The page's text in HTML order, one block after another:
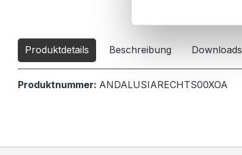
Produktdetails Beschreibung Downloads
Produktnummer: ANDALUSIARECHTS00XOA